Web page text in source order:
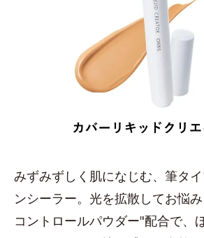
みずみずしく肌になじむ、筆タ
ンシーラー。光を拡散してお悩
コントロールパウダー"配合で、